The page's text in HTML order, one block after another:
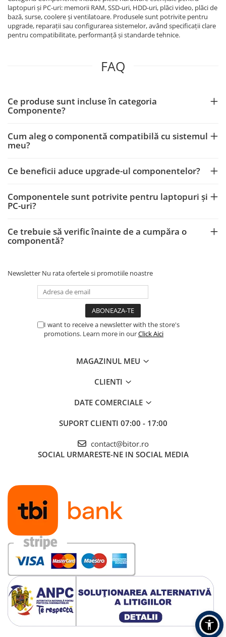
laptopuri și PC-uri: memorii RAM, SSD-uri, HDD-uri, plăci video, plăci de
bază, surse, coolere și ventilatoare. Produsele sunt potrivite pentru
upgrade, reparații sau configurarea sistemelor, având specificații clare
pentru compatibilitate, performanță și standarde tehnice.
FAQ
Ce produse sunt incluse în categoria
Componente?
Cum aleg o componentă compatibilă cu sistemul
meu?
Ce beneficii aduce upgrade-ul componentelor?
Componentele sunt potrivite pentru laptopuri și
PC-uri?
Ce trebuie să verific înainte de a cumpăra o
componentă?
Newsletter Nu rata ofertele si promotiile noastre
I want to receive a newsletter with the store's
promotions. Learn more in ourClick Aici
MAGAZINUL MEU
CLIENTI
DATE COMERCIALE
SUPORT CLIENTI 07:00 - 17:00
contact@bitor.ro
SOCIAL URMARESTE-NE IN SOCIAL MEDIA